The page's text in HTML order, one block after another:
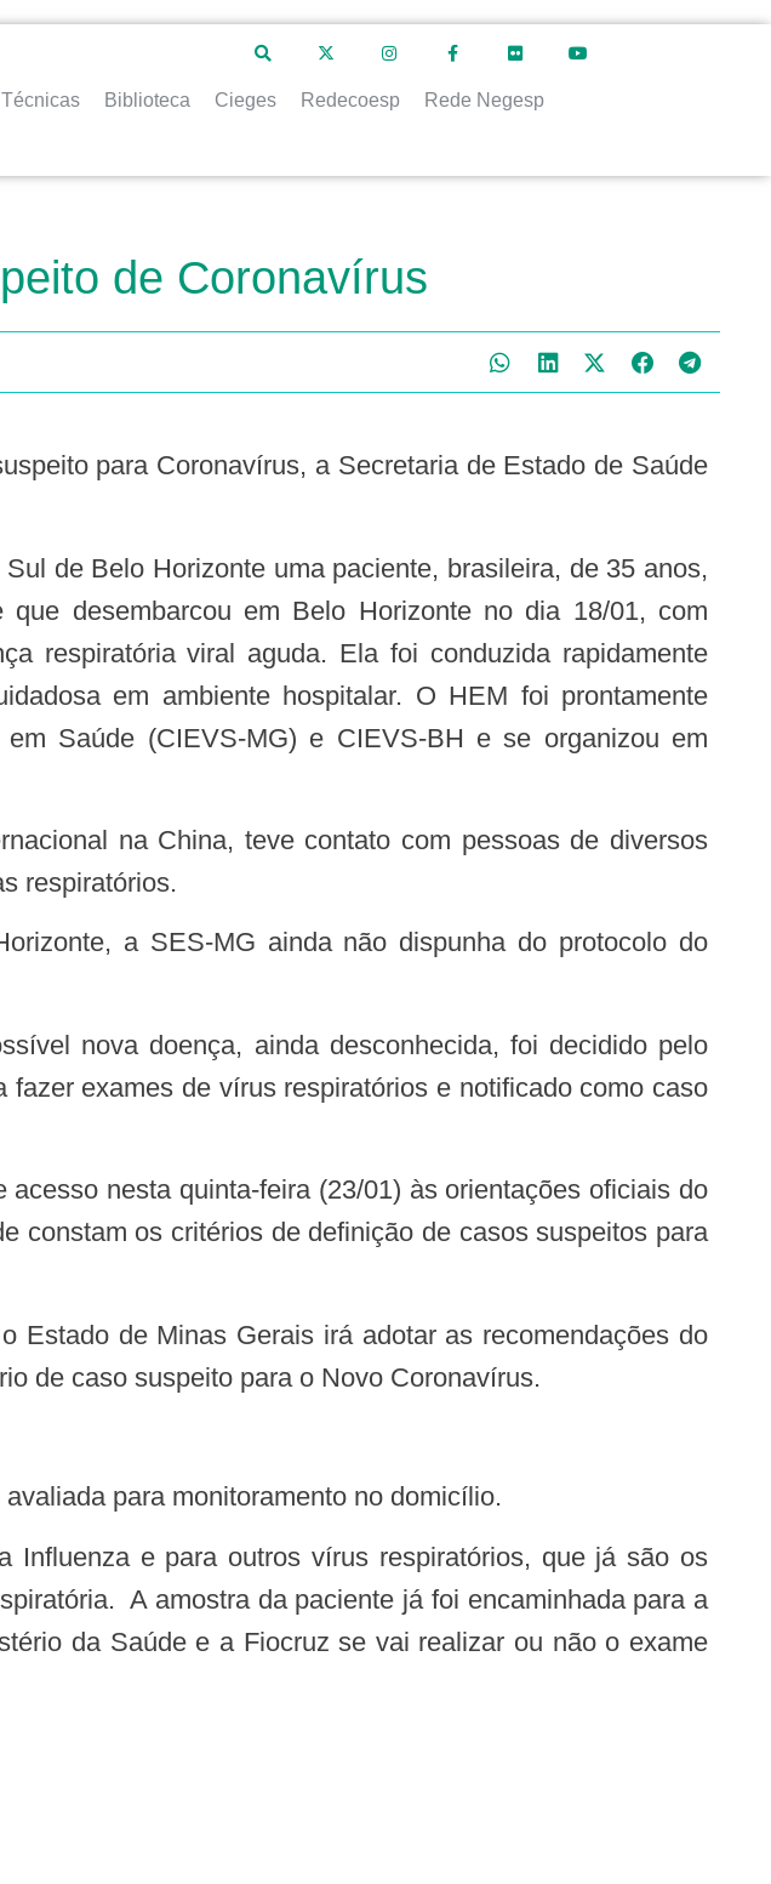
Biblioteca Cieges Redecoesp Rede Negesp
de Coronavírus
desembarcou em Belo Horizonte no dia 18/01, com
respiratória viral aguda. Ela foi conduzida rapidamente
em ambiente hospitalar. O HEM foi prontamente
Saúde (CIEVS-MG) e CIEVS-BH e se organizou em
respiratórios.
exames de vírus respiratórios e notificado como caso
constam os critérios de definição de casos suspeitos para
de caso suspeito para o Novo Coronavírus.
para monitoramento no domicílio.
A amostra da paciente já foi encaminhada para a
da Saúde e a Fiocruz se vai realizar ou não o exame